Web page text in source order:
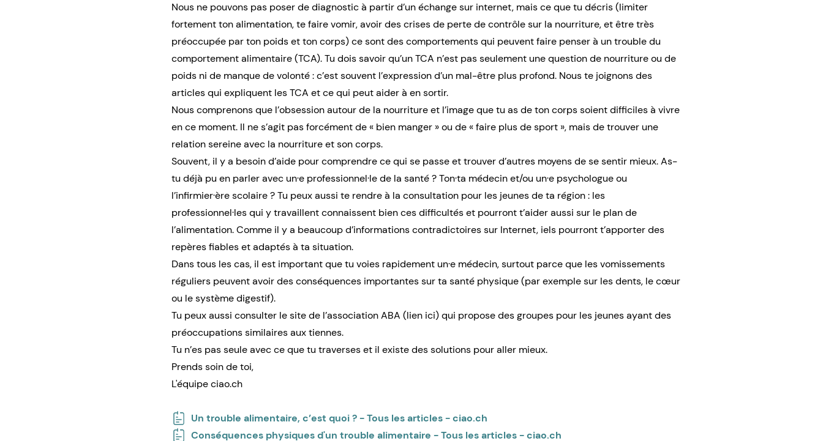
Nous ne pouvons pas poser de diagnostic à partir d’un échange sur internet, mais ce que tu décris (limiter
fortement ton alimentation, te faire vomir, avoir des crises de perte de contrôle sur la nourriture, et être très
préoccupée par ton poids et ton corps) ce sont des comportements qui peuvent faire penser à un trouble du
comportement alimentaire (TCA). Tu dois savoir qu’un TCA n’est pas seulement une question de nourriture ou de
poids ni de manque de volonté : c’est souvent l’expression d’un mal-être plus profond. Nous te joignons des
articles qui expliquent les TCA et ce qui peut aider à en sortir.
Nous comprenons que l’obsession autour de la nourriture et l’image que tu as de ton corps soient difficiles à vivre
en ce moment. Il ne s’agit pas forcément de « bien manger » ou de « faire plus de sport », mais de trouver une
relation sereine avec la nourriture et son corps.
Souvent, il y a besoin d’aide pour comprendre ce qui se passe et trouver d’autres moyens de se sentir mieux. As-
tu déjà pu en parler avec un·e professionnel·le de la santé ? Ton·ta médecin et/ou un·e psychologue ou
l’infirmier·ère scolaire ? Tu peux aussi te rendre à la consultation pour les jeunes de ta région : les
professionnel·les qui y travaillent connaissent bien ces difficultés et pourront t’aider aussi sur le plan de
l’alimentation. Comme il y a beaucoup d’informations contradictoires sur Internet, iels pourront t’apporter des
repères fiables et adaptés à ta situation.
Dans tous les cas, il est important que tu voies rapidement un·e médecin, surtout parce que les vomissements
réguliers peuvent avoir des conséquences importantes sur ta santé physique (par exemple sur les dents, le cœur
ou le système digestif).
Tu peux aussi consulter le site de l’association ABA (lien ici) qui propose des groupes pour les jeunes ayant des
préoccupations similaires aux tiennes.
Tu n’es pas seule avec ce que tu traverses et il existe des solutions pour aller mieux.
Prends soin de toi,
L'équipe ciao.ch
Un trouble alimentaire, c’est quoi ? - Tous les articles - ciao.ch
Conséquences physiques d'un trouble alimentaire - Tous les articles - ciao.ch